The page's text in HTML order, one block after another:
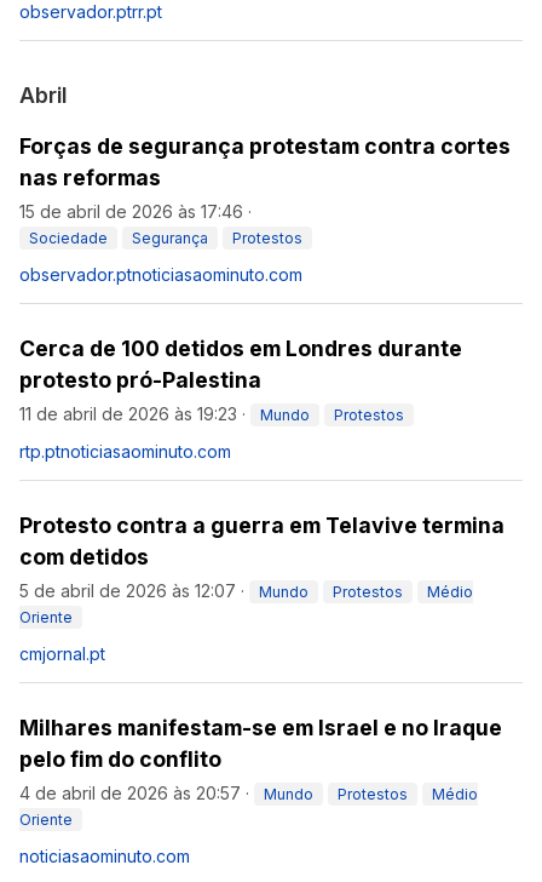
observador.ptrr.pt
Abril
Forças de segurança protestam contra cortes
nas reformas
15 de abril de 2026 às 17:46 ·
Sociedade Segurança Protestos
observador.ptnoticiasaominuto.com
Cerca de 100 detidos em Londres durante
protesto pró-Palestina
11 de abril de 2026 às 19:23 · Mundo Protestos
rtp.ptnoticiasaominuto.com
Protesto contra a guerra em Telavive termina
com detidos
5 de abril de 2026 às 12:07 · Mundo Protestos
Médio
Oriente
cmjornal.pt
Milhares manifestam-se em Israel e no Iraque
pelo fim do conflito
4 de abril de 2026 às 20:57 · Mundo Protestos
Médio
Oriente
noticiasaominuto.com